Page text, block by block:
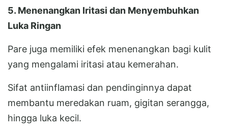
5. Menenangkan Iritasi dan Menyembuhkan
Luka Ringan
Pare juga memiliki efek menenangkan bagi kulit
yang mengalami iritasi atau kemerahan.
Sifat antiinflamasi dan pendinginnya dapat
membantu meredakan ruam, gigitan serangga,
hingga luka kecil.